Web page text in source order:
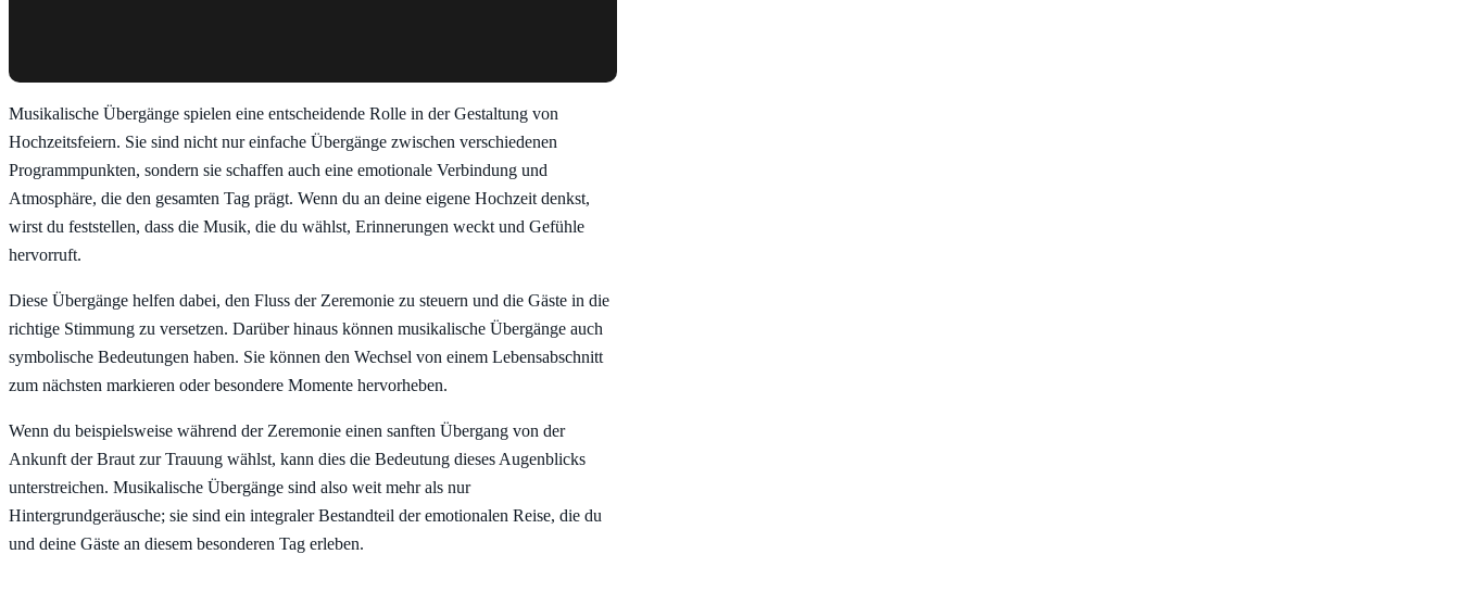
Musikalische Übergänge spielen eine entscheidende Rolle in der Gestaltung von
Hochzeitsfeiern. Sie sind nicht nur einfache Übergänge zwischen verschiedenen
Programmpunkten, sondern sie schaffen auch eine emotionale Verbindung und
Atmosphäre, die den gesamten Tag prägt. Wenn du an deine eigene Hochzeit denkst,
wirst du feststellen, dass die Musik, die du wählst, Erinnerungen weckt und Gefühle
hervorruft.
Diese Übergänge helfen dabei, den Fluss der Zeremonie zu steuern und die Gäste in die
richtige Stimmung zu versetzen. Darüber hinaus können musikalische Übergänge auch
symbolische Bedeutungen haben. Sie können den Wechsel von einem Lebensabschnitt
zum nächsten markieren oder besondere Momente hervorheben.
Wenn du beispielsweise während der Zeremonie einen sanften Übergang von der
Ankunft der Braut zur Trauung wählst, kann dies die Bedeutung dieses Augenblicks
unterstreichen. Musikalische Übergänge sind also weit mehr als nur
Hintergrundgeräusche; sie sind ein integraler Bestandteil der emotionalen Reise, die du
und deine Gäste an diesem besonderen Tag erleben.